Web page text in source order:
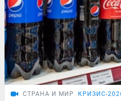
СТРАНА И МИР КРИЗИС-